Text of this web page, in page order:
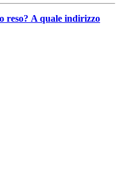
reso? A quale indirizzo